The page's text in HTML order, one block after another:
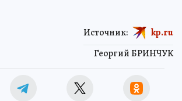
Георгий БРИНЧУК
Источник: kp.ru